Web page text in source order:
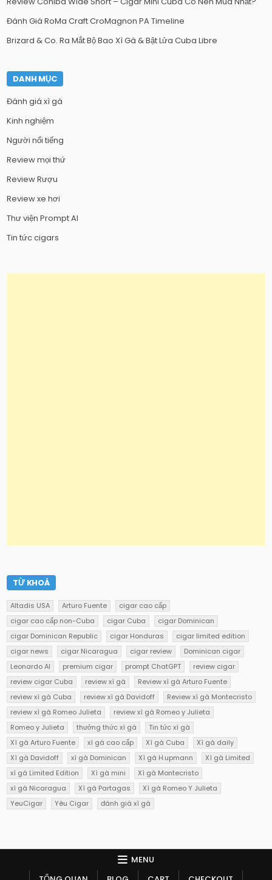
Đánh Giá RoMa Craft CroMagnon PA Timeline
Brizard & Co. Ra Mắt Bộ Bao Xì Gà & Bật Lửa Cuba Libre
DANH MỤC
Đánh giá xì gà
Kinh nghiệm
Người nổi tiếng
Review mọi thứ
Review Rượu
Review xe hơi
Thư viện Prompt AI
Tin tức cigars
TỪ KHOÁ
Altadis USA Arturo Fuente
cigar cao cấp
cigar cao cấp non-Cuba
cigar Cuba
cigar Dominican
cigar Dominican Republic
cigar Honduras
cigar limited edition
cigar news
cigar Nicaragua cigar review
Dominican cigar
Leonardo AI
premium cigar prompt ChatGPT
review cigar
review cigar Cuba
review xì gà
Review xì gà Arturo Fuente
review xì gà Cuba
review xì gà Davidoff
Review xì gà Montecristo
review xì gà Romeo Julieta
review xì gà Romeo y Julieta
Romeo y Julieta
thưởng thức xì gà
Tin tức xì gà
Xì gà Arturo Fuente
xì gà cao cấp Xì gà Cuba
Xì gà daily
Xì gà Davidoff
xì gà Dominican Xì gà H.upmann
Xì gà Limited
xì gà Limited Edition
Xì gà mini
Xì gà Montecristo
xì gà Nicaragua
Xì gà Partagas
Xì gà Romeo Y Julieta
YeuCigar
Yêu Cigar đánh giá xì gà
MENU